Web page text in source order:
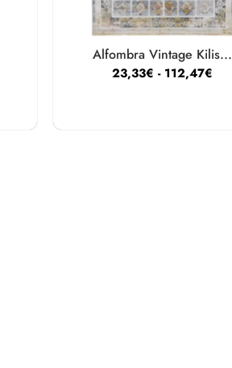
Alfombra Vintage Kilis...
23,33€ - 112,47€